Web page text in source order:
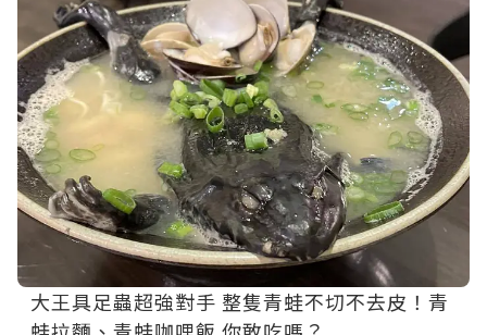
大王具足蟲超強對手 整隻青蛙不切不去皮！青